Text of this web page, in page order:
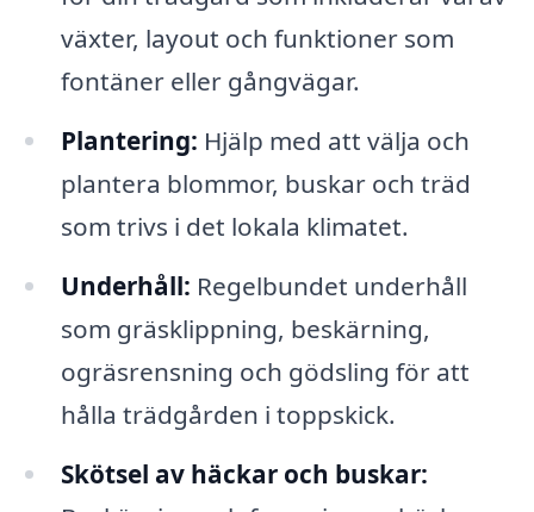
växter, layout och funktioner som
fontäner eller gångvägar.
Plantering: Hjälp med att välja och
plantera blommor, buskar och träd
som trivs i det lokala klimatet.
Underhåll: Regelbundet underhåll
som gräsklippning, beskärning,
ogräsrensning och gödsling för att
hålla trädgården i toppskick.
Skötsel av häckar och buskar: